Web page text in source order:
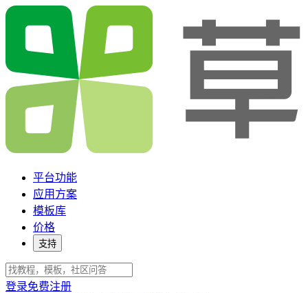
平台功能
应用方案
模板库
价格
支持
登录免费注册